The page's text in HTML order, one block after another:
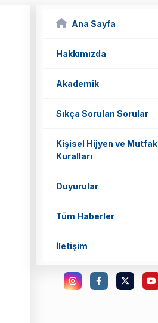
Ana Sayfa
Hakkımızda
Akademik
Sıkça Sorulan Sorular
Kişisel Hijyen ve Mutfak
Kuralları
Duyurular
Tüm Haberler
İletişim